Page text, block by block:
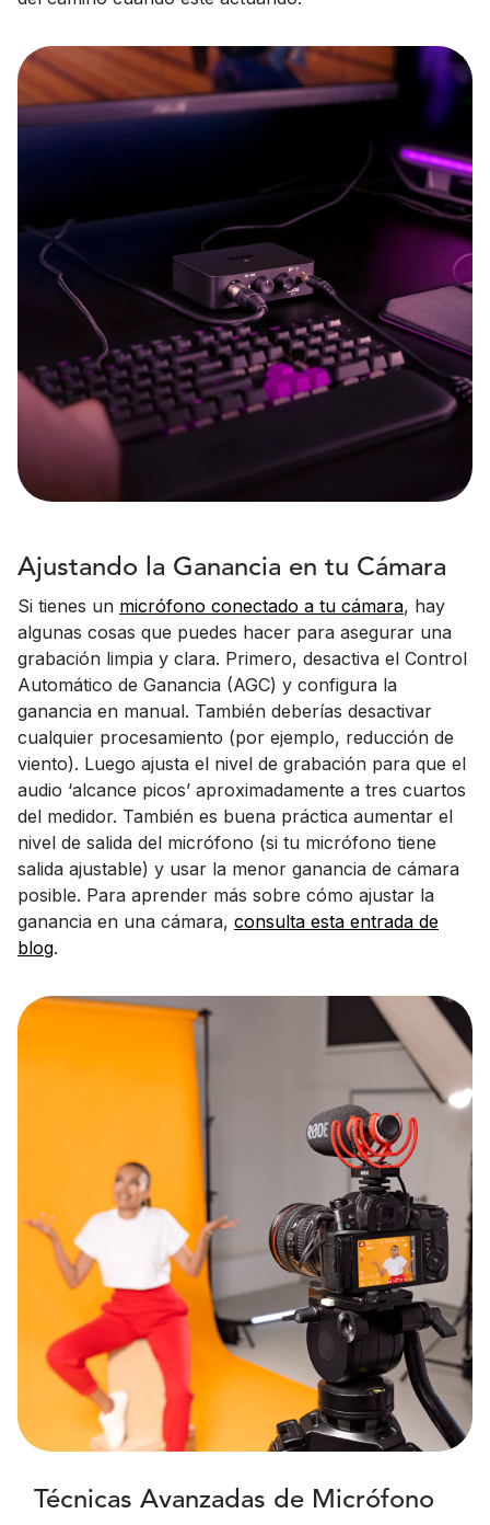
Ajustando la Ganancia en tu Cámara
Si tienes un micrófono conectado a tu cámara, hay
algunas cosas que puedes hacer para asegurar una
grabación limpia y clara. Primero, desactiva el Control
Automático de Ganancia (AGC) y configura la
ganancia en manual. También deberías desactivar
cualquier procesamiento (por ejemplo, reducción de
viento). Luego ajusta el nivel de grabación para que el
audio ‘alcance picos’ aproximadamente a tres cuartos
del medidor. También es buena práctica aumentar el
nivel de salida del micrófono (si tu micrófono tiene
salida ajustable) y usar la menor ganancia de cámara
posible. Para aprender más sobre cómo ajustar la
ganancia en una cámara, consulta esta entrada de
blog.
Técnicas Avanzadas de Micrófono